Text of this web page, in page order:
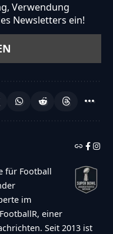
Verwendung
Newsletters ein!
für Football
im
einer
Seit 2013 ist